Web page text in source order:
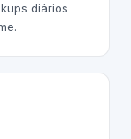
diários